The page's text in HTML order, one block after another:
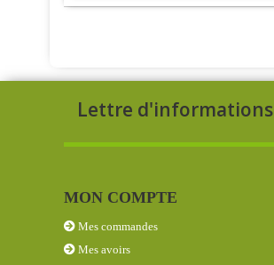
Lettre d'informations
MON COMPTE
Mes commandes
Mes avoirs